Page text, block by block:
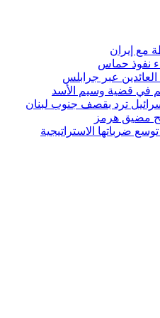
مع إيران
نفوذ حماس
عبر جرابلس
ترد بقصف جنوب لبنان
مضيق هرمز
ضرباتها الاستراتيجية